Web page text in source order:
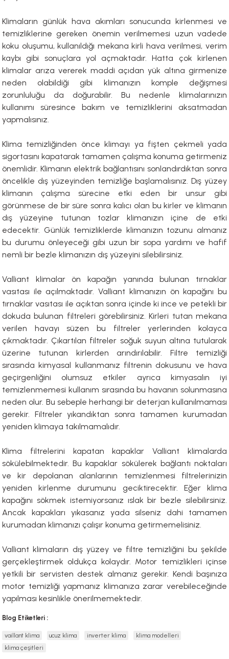
Monoblok Pompalar
Hidroforlar
Hidroforlar
Suyu Hidroforları
Temiz Su Dalgıç Pompaları
Tahliye Pompası
Pompalar
Dalgıç Pompalar
Terfi İstasyonu
Tipi Çamur ve Drenaj Pompaları
Klimaların günlük hava akımları sonucunda kirlenmesi ve
temizliklerine gereken önemin verilmemesi uzun vadede
koku oluşumu, kullanıldığı mekana kirli hava verilmesi, verim
kaybı gibi sonuçlara yol açmaktadır. Hatta çok kirlenen
klimalar arıza vererek maddi açıdan yük altına girmenize
neden olabildiği gibi klimanızın komple değişmesi
zorunluluğu da doğurabilir. Bu nedenle klimalarınızın
kullanımı süresince bakım ve temizliklerini aksatmadan
yapmalısınız.
Klima temizliğinden önce klimayı ya fişten çekmeli yada
sigortasını kapatarak tamamen çalışma konuma getirmeniz
önemlidir. Klimanın elektrik bağlantısını sonlandırdıktan sonra
öncelikle dış yüzeyinden temizliğe başlamalısınız. Dış yüzey
klimanın çalışma sürecine etki eden bir unsur gibi
görünmese de bir süre sonra kalıcı olan bu kirler ve klimanın
dış yüzeyine tutunan tozlar klimanızın içine de etki
edecektir. Günlük temizliklerde klimanızın tozunu almanız
bu durumu önleyeceği gibi uzun bir sopa yardımı ve hafif
nemli bir bezle klimanızın dış yüzeyini silebilirsiniz.
Valliant klimalar ön kapağın yanında bulunan tırnaklar
vasıtası ile açılmaktadır. Valliant klimanızın ön kapağını bu
tırnaklar vasıtası ile açıktan sonra içinde ki ince ve petekli bir
dokuda bulunan filtreleri görebilirsiniz. Kirleri tutan mekana
verilen havayı süzen bu filtreler yerlerinden kolayca
çıkmaktadır. Çıkartılan filtreler soğuk suyun altına tutularak
üzerine tutunan kirlerden arındırılabilir. Filtre temizliği
sırasında kimyasal kullanmanız filtrenin dokusunu ve hava
geçirgenliğini olumsuz etkiler ayrıca kimyasalın iyi
temizlenmemesi kullanım sırasında bu havanın solunmasına
neden olur. Bu sebeple herhangi bir deterjan kullanılmaması
gerekir. Filtreler yıkandıktan sonra tamamen kurumadan
yeniden klimaya takılmamalıdır.
Klima filtrelerini kapatan kapaklar Valliant klimalarda
sökülebilmektedir. Bu kapaklar sökülerek bağlantı noktaları
ve kir depolanan alanlarının temizlenmesi filtrelerinizin
yeniden kirlenme durumunu geciktirecektir. Eğer klima
kapağını sökmek istemiyorsanız ıslak bir bezle silebilirsiniz.
Ancak kapakları yıkasanız yada silseniz dahi tamamen
kurumadan klimanızı çalışır konuma getirmemelisiniz.
Valliant klimaların dış yüzey ve filtre temizliğini bu şekilde
gerçekleştirmek oldukça kolaydır. Motor temizlikleri içinse
yetkili bir servisten destek almanız gerekir. Kendi başınıza
motor temizliği yapmanız klimanıza zarar verebileceğinde
yapılması kesinlikle önerilmemektedir.
Blog Etiketleri :
vaillant klima ucuz klima inverter klima
klima modelleri
klima çeşitleri